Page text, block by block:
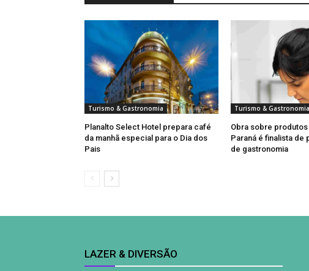
Turismo & Gastronomia
Planalto Select Hotel prepara café
da manhã especial para o Dia dos
Pais
Turismo & Gastronomia
Obra sobre
Paraná é finalista de
de gastronomia
LAZER & DIVERSÃO